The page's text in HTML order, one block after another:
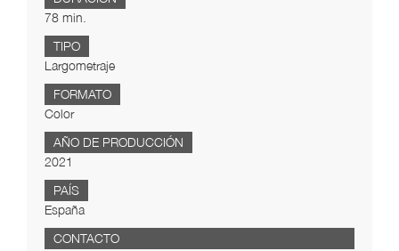
78 min.
TIPO
Largometraje
FORMATO
Color
AÑO DE PRODUCCIÓN
2021
PAÍS
España
CONTACTO